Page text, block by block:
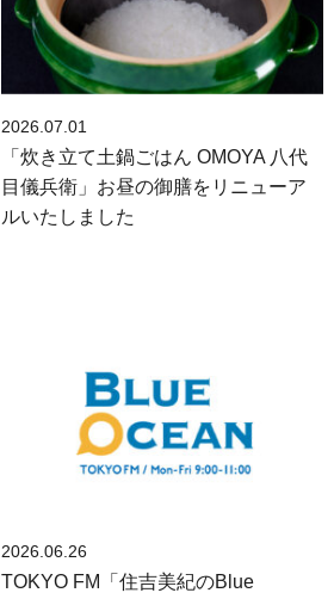
2026.07.01
「炊き立て土鍋ごはん OMOYA 八代
目儀兵衛」お昼の御膳をリニューア
ルいたしました
2026.06.26
TOKYO FM「住吉美紀のBlue